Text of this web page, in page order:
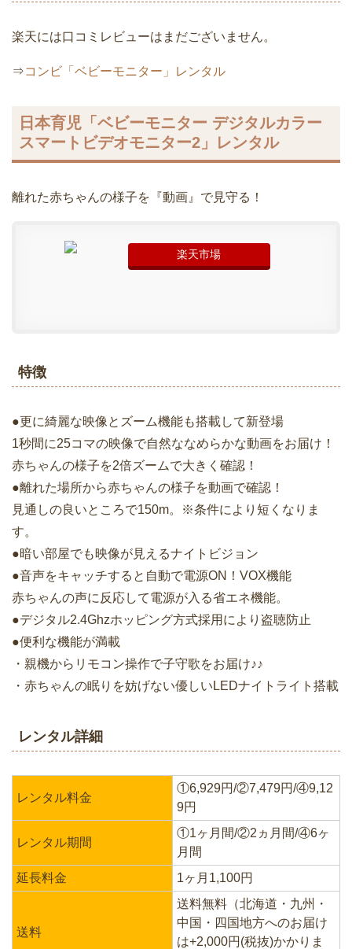
楽天には口コミレビューはまだございません。
⇒コンビ「ベビーモニター」レンタル
日本育児「ベビーモニター デジタルカラー
スマートビデオモニター2」レンタル
離れた赤ちゃんの様子を『動画』で見守る！
楽天市場
特徴
●更に綺麗な映像とズーム機能も搭載して新登場
1秒間に25コマの映像で自然ななめらかな動画をお届け！
赤ちゃんの様子を2倍ズームで大きく確認！
●離れた場所から赤ちゃんの様子を動画で確認！
見通しの良いところで150m。※条件により短くなりま
す。
●暗い部屋でも映像が見えるナイトビジョン
●音声をキャッチすると自動で電源ON！VOX機能
赤ちゃんの声に反応して電源が入る省エネ機能。
●デジタル2.4Ghzホッピング方式採用により盗聴防止
●便利な機能が満載
・親機からリモコン操作で子守歌をお届け♪♪
・赤ちゃんの眠りを妨げない優しいLEDナイトライト搭載
レンタル詳細
レンタル料金
①6,929円/②7,479円/④9,12
9円
レンタル期間
①1ヶ月間/②2ヵ月間/④6ヶ
月間
延長料金
1ヶ月1,100円
送料
送料無料（北海道・九州・
中国・四国地方へのお届け
は+2,000円(税抜)かかりま